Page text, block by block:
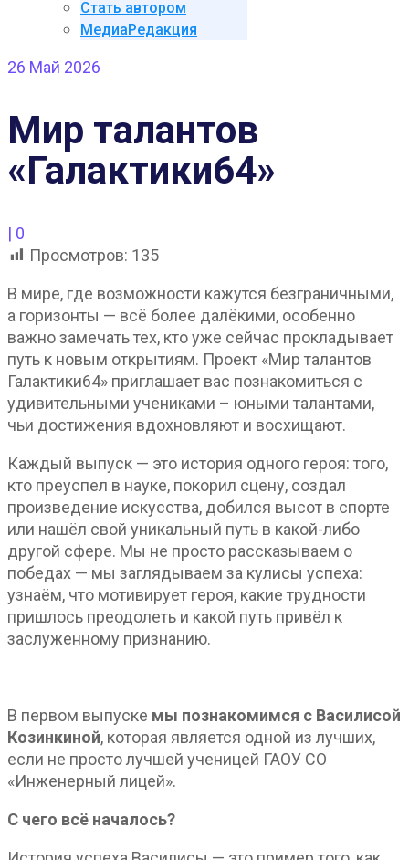
Стать автором
МедиаРедакция
26 Май 2026
Мир талантов
«Галактики64»
| 0
Просмотров: 135
В мире, где возможности кажутся безграничными,
а горизонты — всё более далёкими, особенно
важно замечать тех, кто уже сейчас прокладывает
путь к новым открытиям. Проект «Мир талантов
Галактики64» приглашает вас познакомиться с
удивительными учениками – юными талантами,
чьи достижения вдохновляют и восхищают.
Каждый выпуск — это история одного героя: того,
кто преуспел в науке, покорил сцену, создал
произведение искусства, добился высот в спорте
или нашёл свой уникальный путь в какой-либо
другой сфере. Мы не просто рассказываем о
победах — мы заглядываем за кулисы успеха:
узнаём, что мотивирует героя, какие трудности
пришлось преодолеть и какой путь привёл к
заслуженному признанию.
В первом выпуске мы познакомимся с Василисой
Козинкиной, которая является одной из лучших,
если не просто лучшей ученицей ГАОУ СО
«Инженерный лицей».
С чего всё началось?